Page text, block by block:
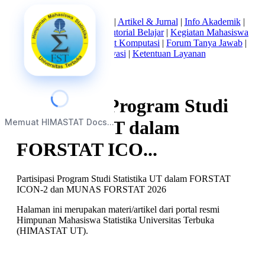
Memuat HIMASTAT Docs...
Beranda|Tentang Kami | Artikel & Jurnal | Info Akademik|
Mata Kuliah Statistika
Tutorial Belajar| Kegiatan Mahasiswa
Struktur Himpunan Alat Komputasi | Forum Tanya Jawab |
Kebijakan Privasi | Ketentuan Layanan
Partisipasi Program Studi
Statistika UT dalam
FORSTAT ICO...
Partisipasi Program Studi Statistika UT dalam FORSTAT
ICON-2 dan MUNAS FORSTAT 2026
Halaman ini merupakan materi/artikel dari portal resmi
Himpunan Mahasiswa Statistika Universitas Terbuka
(HIMASTAT UT).